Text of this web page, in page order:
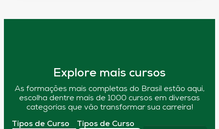
Explore mais cursos
As formações mais completas do Brasil estão aqui,
escolha dentre mais de 1000 cursos em diversas
categorias que vão transformar sua carreira!
Tipos de Curso Tipos de Curso